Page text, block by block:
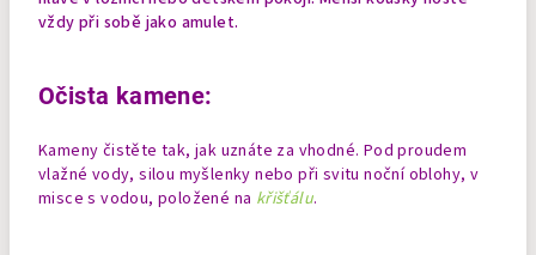
vždy při sobě jako amulet.
Očista kamene:
Kameny čistěte tak, jak uznáte za vhodné. Pod proudem
vlažné vody, silou myšlenky nebo při svitu noční oblohy, v
misce s vodou, položené na křišťálu.